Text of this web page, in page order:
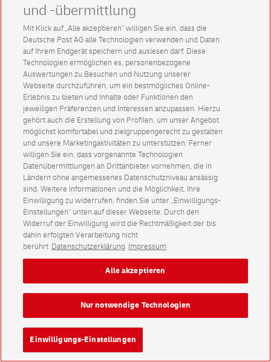
und -übermittlung
Mit Klick auf „Alle akzeptieren” willigen Sie ein, dass die
Deutsche Post AG alle Technologien verwenden und Daten
auf Ihrem Endgerät speichern und auslesen darf. Diese
Technologien ermöglichen es, personenbezogene
Auswertungen zu Besuchen und Nutzung unserer
Webseite durchzuführen, um ein bestmögliches Online-
Erlebnis zu bieten und Inhalte oder Funktionen den
jeweiligen Präferenzen und Interessen anzupassen. Hierzu
gehört auch die Erstellung von Profilen, um unser Angebot
möglichst komfortabel und zielgruppengerecht zu gestalten
und unsere Marketingaktivitäten zu unterstützen. Ferner
willigen Sie ein, dass vorgenannte Technologien
Datenübermittlungen an Drittanbieter vornehmen, die in
Ländern ohne angemessenes Datenschutzniveau ansässig
sind. Weitere Informationen und die Möglichkeit, Ihre
Einwilligung zu widerrufen, finden Sie unter „Einwilligungs-
Einstellungen“ unten auf dieser Webseite. Durch den
Widerruf der Einwilligung wird die Rechtmäßigkeit der bis
dahin erfolgten Verarbeitung nicht
berührt Datenschutzerklärung Impressum
Einwilligungs-Einstellungen
Nur notwendige Technologien
Alle akzeptieren